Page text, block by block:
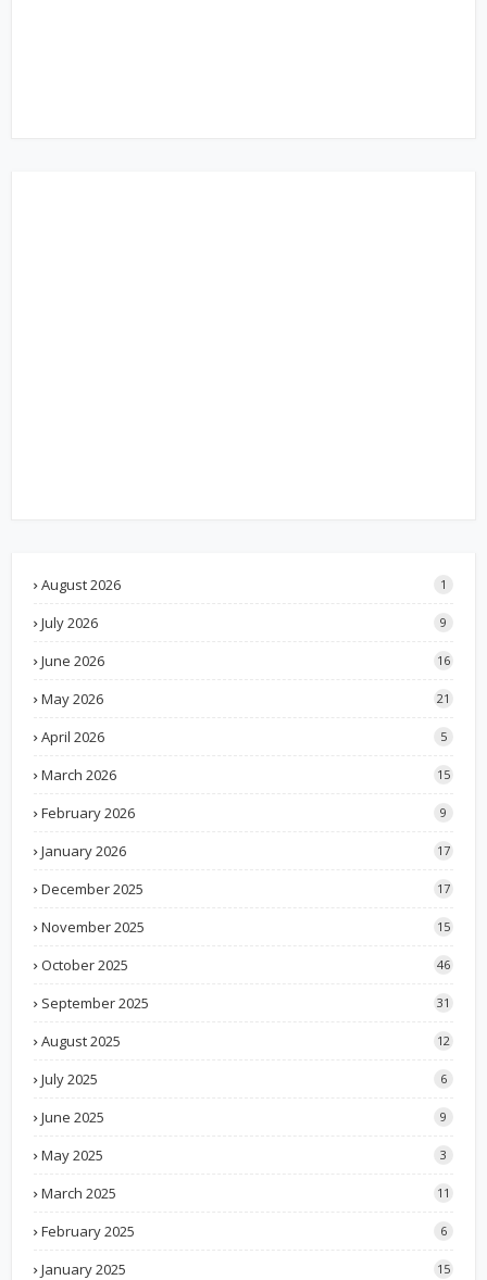
August 2026 1
July 2026 9
June 2026 16
May 2026 21
April 2026 5
March 2026 15
February 2026 9
January 2026 17
December 2025 17
November 2025 15
October 2025 46
September 2025 31
August 2025 12
July 2025 6
June 2025 9
May 2025 3
March 2025 11
February 2025 6
January 2025 15